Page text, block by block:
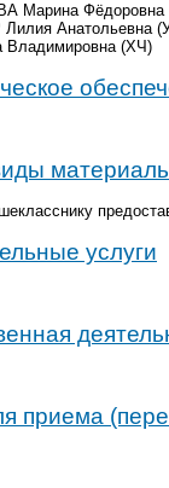
Марина Фёдоровна
Анатольевна
(ХЧ)
услуги
приема